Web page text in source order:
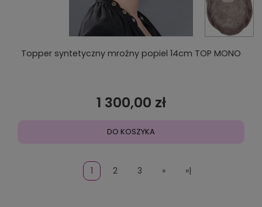
Topper syntetyczny mroźny popiel 14cm TOP MONO
1 300,00 zł
DO KOSZYKA
1 2 3 » »|